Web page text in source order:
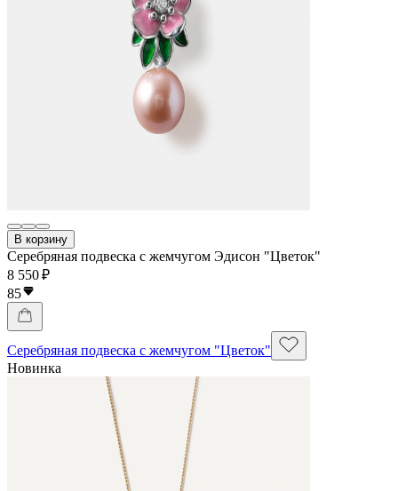
В корзину
Серебряная подвеска с жемчугом Эдисон "Цветок"
8 550 ₽
85
Серебряная подвеска с жемчугом "Цветок"
Новинка